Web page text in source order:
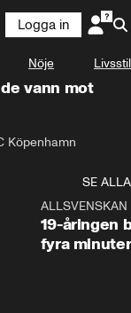
Logga in
Nöje Livsstil
vann mot
Köpenhamn
SE ALLA
ALLSVENSKAN
19-åringen
fyra minuter